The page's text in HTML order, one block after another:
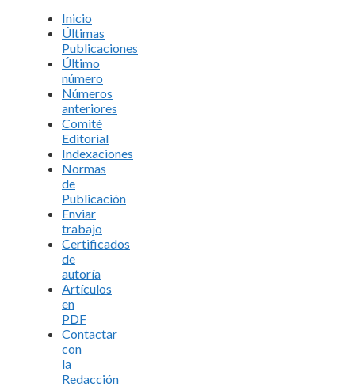
Inicio
Últimas
Publicaciones
Último
número
Números
anteriores
Comité
Editorial
Indexaciones
Normas
de
Publicación
Enviar
trabajo
Certificados
de
autoría
Artículos
en
PDF
Contactar
con
la
Redacción